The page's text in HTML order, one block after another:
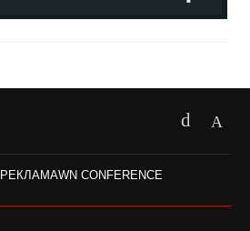
РЕКЛАМАWN CONFERENCE